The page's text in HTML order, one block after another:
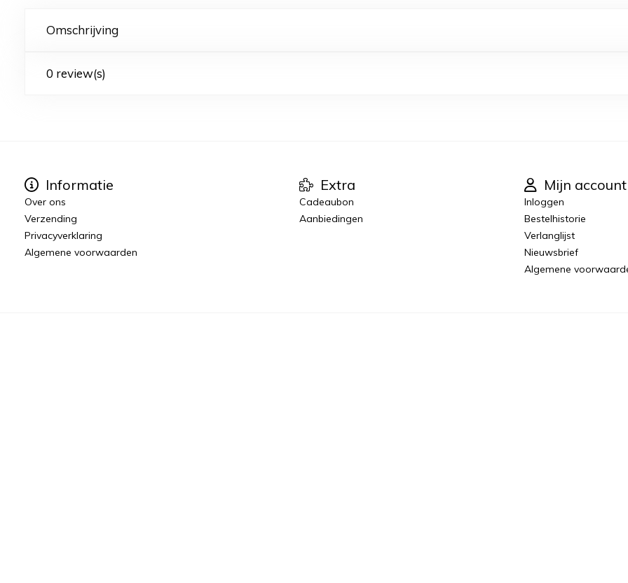
Omschrijving
0 review(s)
Informatie
Over ons
Verzending
Privacyverklaring
Algemene voorwaarden
Extra
Cadeaubon
Aanbiedingen
Mijn account
Inloggen
Bestelhistorie
Verlanglijst
Nieuwsbrief
Algemene